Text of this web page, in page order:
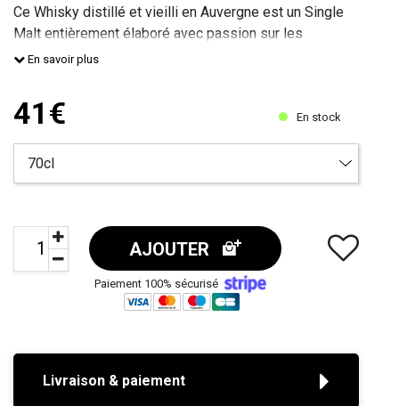
Ce Whisky distillé et vieilli en Auvergne est un Single
Malt entièrement élaboré avec passion sur les
sommets du Puy de Sancy.
En savoir plus
41€ En stock
AJOUTER
Paiement 100% sécurisé
Livraison & paiement